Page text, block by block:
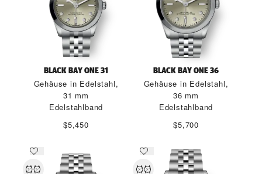
BLACK BAY ONE 31
Gehäuse in Edelstahl,
31 mm
Edelstahlband
$5,450
BLACK BAY ONE 36
Gehäuse in Edelstahl,
36 mm
Edelstahlband
$5,700